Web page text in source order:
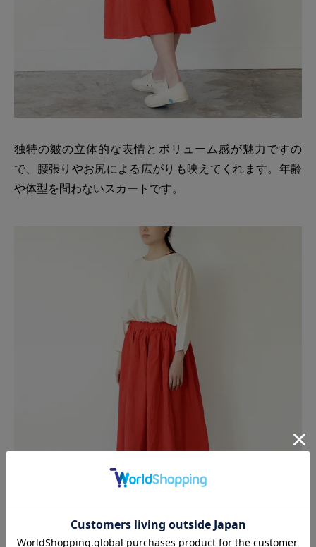
独特の皺の立体的な表情とボリューム感が魅力ですの
で、腰張りやお尻による広がりも映えてくれます。年齢
や体型を問わないスカートです。